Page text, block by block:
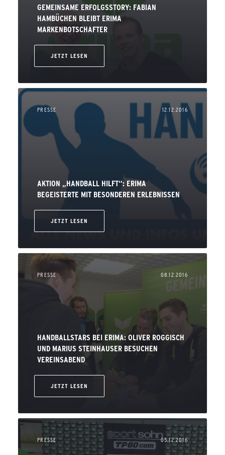
GEMEINSAME ERFOLGSSTORY: FABIAN
HAMBÜCHEN BLEIBT ERIMA
MARKENBOTSCHAFTER
JETZT LESEN
PRESSE 12.12.2016
AKTION „HANDBALL HILFT“: ERIMA
BEGEISTERTE MIT BESONDEREN ERLEBNISSEN
JETZT LESEN
PRESSE 08.12.2016
HANDBALLSTARS BEI ERIMA: OLIVER ROGGISCH
UND MARIUS STEINHAUSER BESUCHEN
VEREINSABEND
JETZT LESEN
PRESSE 05.12.2016